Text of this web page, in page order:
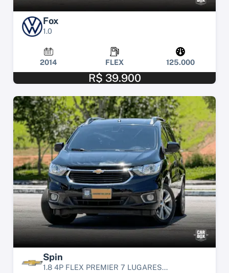
Fox
1.0
2014 FLEX 125.000
R$ 39.900
Spin
1.8 4P FLEX PREMIER 7 LUGARES...